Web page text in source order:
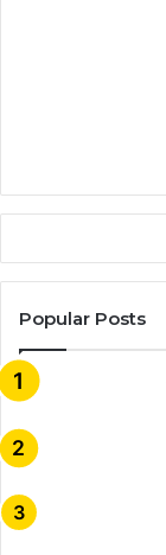
Popular Posts